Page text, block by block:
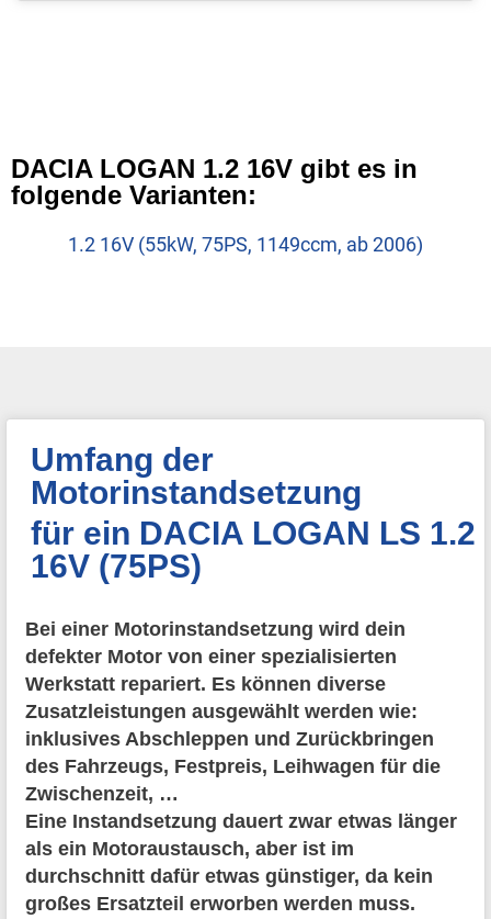
DACIA LOGAN 1.2 16V gibt es in
folgende Varianten:
1.2 16V (55kW, 75PS, 1149ccm, ab 2006)
Umfang der
Motorinstandsetzung
für ein DACIA LOGAN LS 1.2
16V (75PS)
Bei einer Motorinstandsetzung wird dein
defekter Motor von einer spezialisierten
Werkstatt repariert. Es können diverse
Zusatzleistungen ausgewählt werden wie:
inklusives Abschleppen und Zurückbringen
des Fahrzeugs, Festpreis, Leihwagen für die
Zwischenzeit, …
Eine Instandsetzung dauert zwar etwas länger
als ein Motoraustausch, aber ist im
durchschnitt dafür etwas günstiger, da kein
großes Ersatzteil erworben werden muss.